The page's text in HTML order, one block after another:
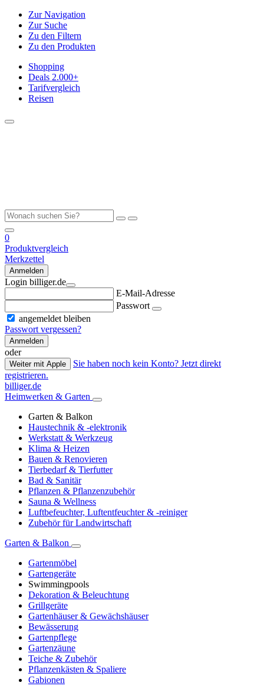
Zur Navigation
Zur Suche
Zu den Filtern
Zu den Produkten
Shopping
Deals 2.000+
Tarifvergleich
Reisen
0
Produktvergleich
Merkzettel
Anmelden
Login billiger.de
E-Mail-Adresse
Passwort
angemeldet bleiben
Passwort vergessen?
Anmelden
oder
Weiter mit Apple
Sie haben noch kein Konto? Jetzt direkt
registrieren.
billiger.de
Heimwerken & Garten
Garten & Balkon
Haustechnik & -elektronik
Werkstatt & Werkzeug
Klima & Heizen
Bauen & Renovieren
Tierbedarf & Tierfutter
Bad & Sanitär
Pflanzen & Pflanzenzubehör
Sauna & Wellness
Luftbefeuchter, Luftentfeuchter & -reiniger
Zubehör für Landwirtschaft
Garten & Balkon
Gartenmöbel
Gartengeräte
Swimmingpools
Dekoration & Beleuchtung
Grillgeräte
Gartenhäuser & Gewächshäuser
Bewässerung
Gartenpflege
Gartenzäune
Teiche & Zubehör
Pflanzenkästen & Spaliere
Gabionen